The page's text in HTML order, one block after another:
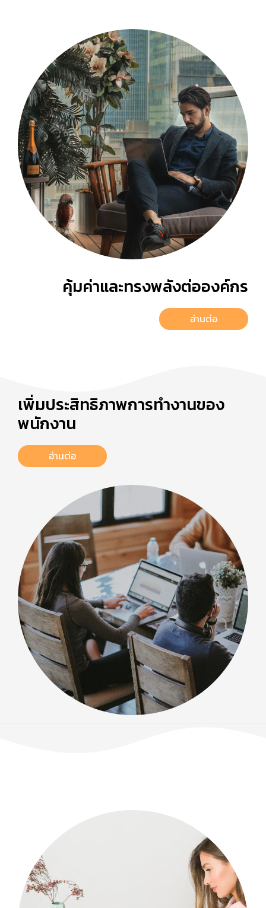
คุ้มค่าและทรงพลังต่อองค์กร
อ่านต่อ
เพิ่มประสิทธิภาพการทำงานของ
พนักงาน
อ่านต่อ